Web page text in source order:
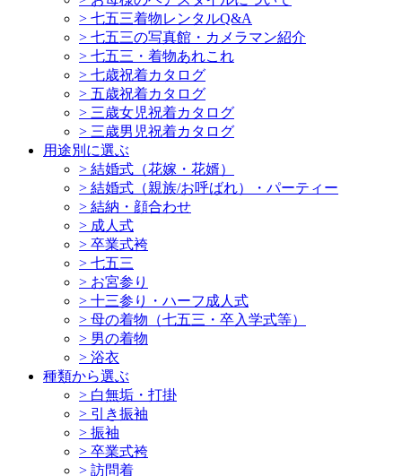
> 七五三着物レンタルQ&A
> 七五三の写真館・カメラマン紹介
> 七五三・着物あれこれ
> 七歳祝着カタログ
> 五歳祝着カタログ
> 三歳女児祝着カタログ
> 三歳男児祝着カタログ
用途別に選ぶ
> 結婚式（花嫁・花婿）
> 結婚式（親族/お呼ばれ）・パーティー
> 結納・顔合わせ
> 成人式
> 卒業式袴
> 七五三
> お宮参り
> 十三参り・ハーフ成人式
> 母の着物（七五三・卒入学式等）
> 男の着物
> 浴衣
種類から選ぶ
> 白無垢・打掛
> 引き振袖
> 振袖
> 卒業式袴
> 訪問着